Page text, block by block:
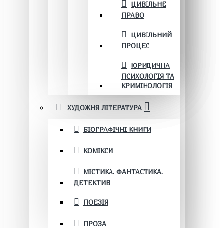
ЦИВІЛЬНЕ
ПРАВО
ЦИВІЛЬНИЙ
ПРОЦЕС
ЮРИДИЧНА
ПСИХОЛОГІЯ ТА
КРИМІНОЛОГІЯ
ХУДОЖНЯ ЛІТЕРАТУРА
БІОГРАФІЧНІ КНИГИ
КОМІКСИ
МІСТИКА. ФАНТАСТИКА.
ДЕТЕКТИВ
ПОЕЗІЯ
ПРОЗА